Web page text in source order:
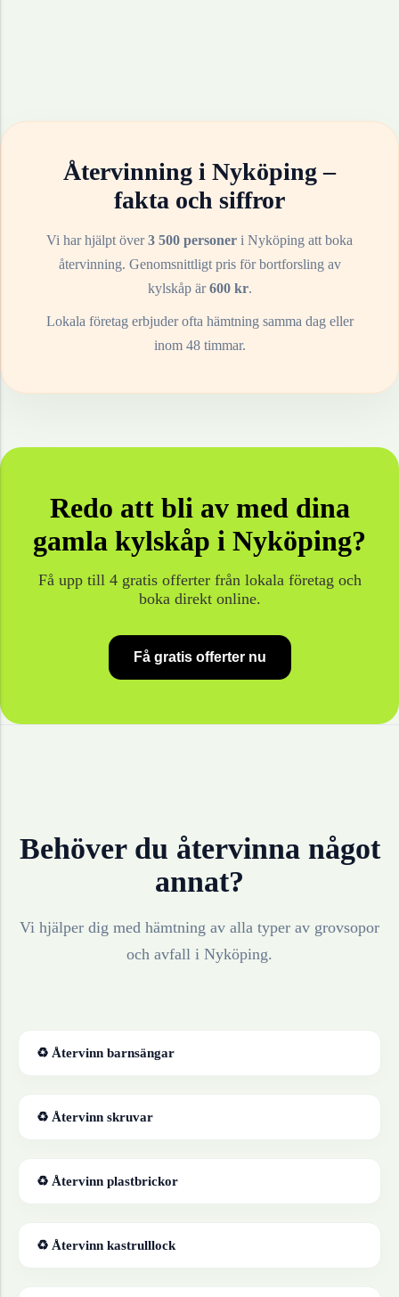
Återvinning i Nyköping–
fakta och siffror
Vi har hjälpt över3 500 personer i Nyköping att boka
återvinning. Genomsnittligt pris för bortforsling av
kylskåpär600kr.
Lokala företag erbjuder ofta hämtning samma dag eller
inom 48 timmar.
Redo att bli av med dina
gamla kylskåp i Nyköping?
Få upp till 4 gratis offerter från lokala företag och
boka direkt online.
Få gratis offerter nu
Behöver du återvinna något
annat?
Vi hjälper dig med hämtning av alla typer av grovsopor
och avfall i Nyköping.
♻ Återvinn barnsängar
♻ Återvinn skruvar
♻ Återvinn plastbrickor
♻ Återvinn kastrulllock